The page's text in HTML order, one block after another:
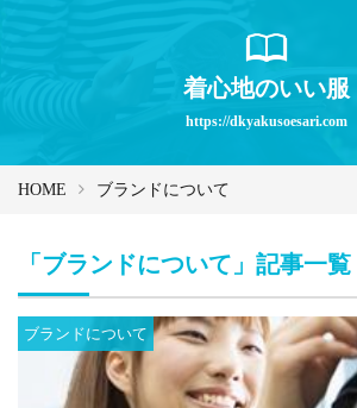
着心地のいい服
https://dkyakusoesari.com
HOME ブランドについて
「ブランドについて」記事一覧
ブランドについて